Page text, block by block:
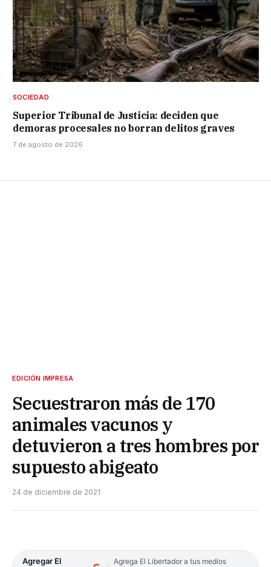
SOCIEDAD
Superior Tribunal de Justicia: deciden que
demoras procesales no borran delitos graves
7 de agosto de 2026
EDICIÓN IMPRESA
Secuestraron más de 170
animales vacunos y
detuvieron a tres hombres por
supuesto abigeato
24 de diciembre de 2021
Agregar El
Agrega El Libertador a tus medios